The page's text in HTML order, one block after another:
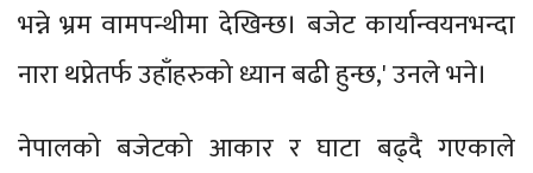
भन्ने भ्रम वामपन्थीमा देखिन्छ। बजेट कार्यान्वयनभन्दा
नारा थप्नेतर्फ उहाँहरुको ध्यान बढी हुन्छ,' उनले भने।
नेपालको बजेटको आकार र घाटा बढ्दै गएकाले